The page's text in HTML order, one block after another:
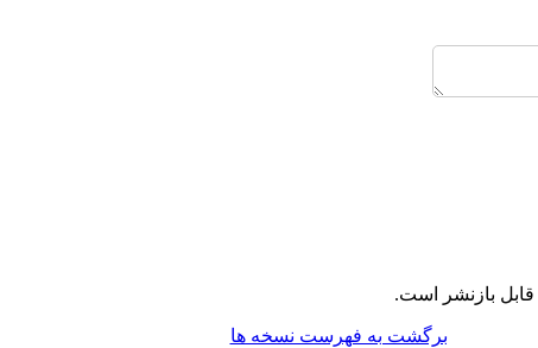
قابل بازنشر است.
برگشت به فهرست نسخه ها